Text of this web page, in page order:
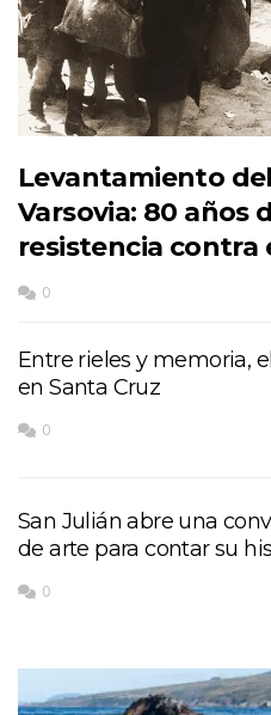
Levantamiento
Varsovia: 80 años
resistencia contra
0
Entre rieles y memoria,
en Santa Cruz
0
San Julián abre una
de arte para contar su
0